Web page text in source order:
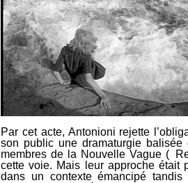
Par cet acte, Antonioni rejette
son public une dramaturgie
membres de la Nouvelle Vague (
cette voie. Mais leur approche était
dans un contexte émancipé tandis